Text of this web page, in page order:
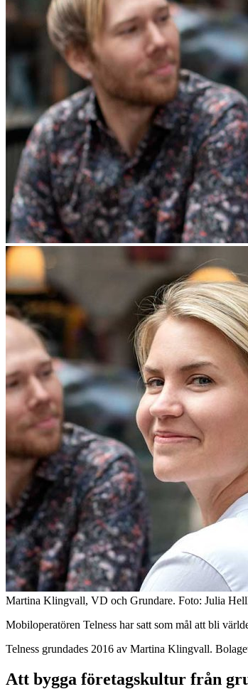
Martina Klingvall, VD och Grundare. Foto: Julia
Mobiloperatören Telness har satt som mål att bli
Telness grundades 2016 av Martina Klingvall.
Att bygga företagskultur från